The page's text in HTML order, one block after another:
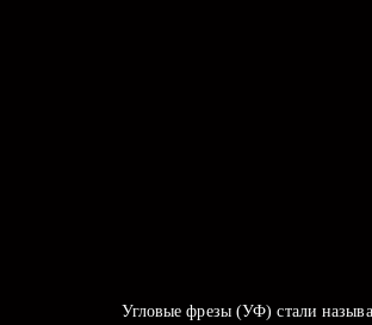
Угловые фрезы (УФ) стали